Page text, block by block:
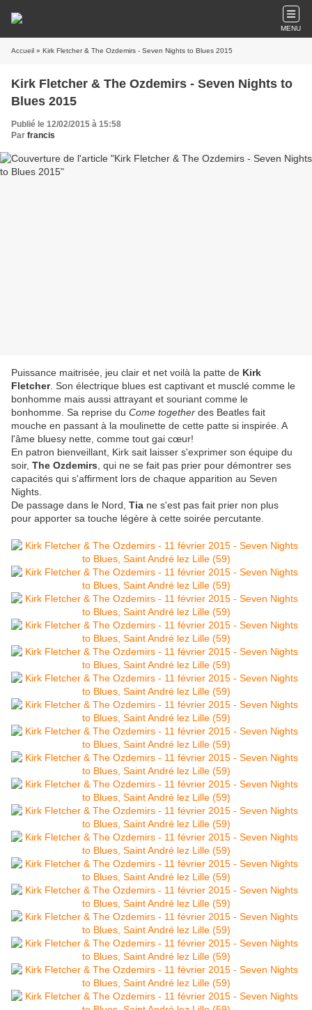
MENU
Accueil » Kirk Fletcher & The Ozdemirs - Seven Nights to Blues 2015
Kirk Fletcher & The Ozdemirs - Seven Nights to
Blues 2015
Publié le 12/02/2015 à 15:58
Par francis
Puissance maitrisée, jeu clair et net voilà la patte de Kirk
Fletcher. Son électrique blues est captivant et musclé comme le
bonhomme mais aussi attrayant et souriant comme le
bonhomme. Sa reprise du Come together des Beatles fait
mouche en passant à la moulinette de cette patte si inspirée. A
l'âme bluesy nette, comme tout gai cœur!
En patron bienveillant, Kirk sait laisser s'exprimer son équipe du
soir, The Ozdemirs , qui ne se fait pas prier pour démontrer ses
capacités qui s'affirment lors de chaque apparition au Seven
Nights.
De passage dans le Nord, Tia ne s'est pas fait prier non plus
pour apporter sa touche légère à cette soirée percutante.